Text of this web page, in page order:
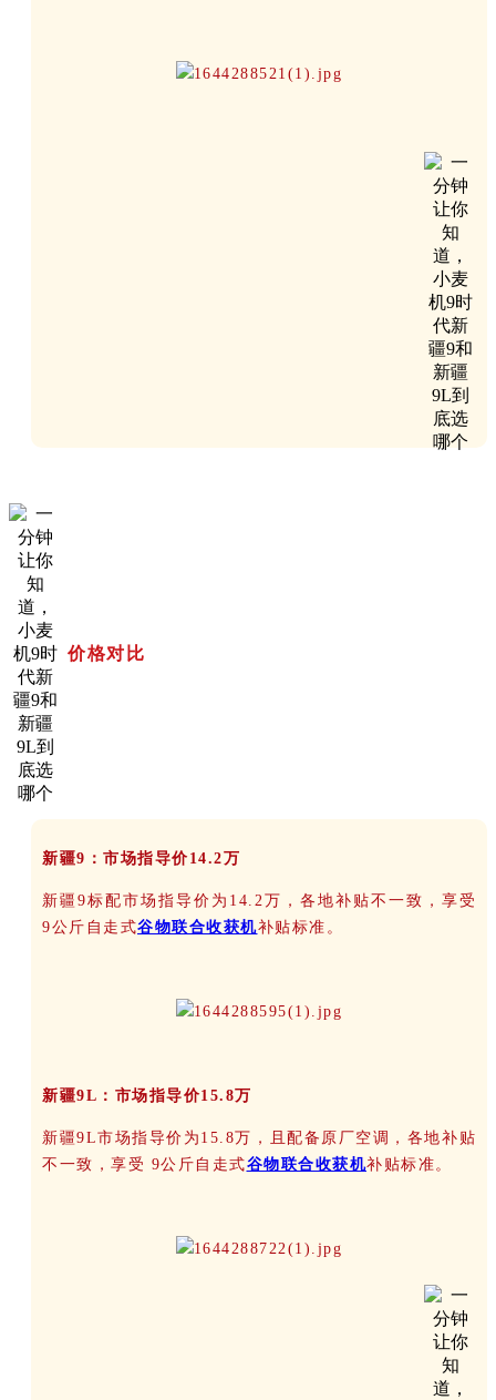
价格对比
新疆9：市场指导价14.2万
新疆9标配市场指导价为14.2万，各地补贴不一致，享受
9公斤自走式谷物联合收获机补贴标准。
新疆9L：市场指导价15.8万
新疆9L市场指导价为15.8万，且配备原厂空调，各地补贴
不一致，享受 9公斤自走式谷物联合收获机补贴标准。